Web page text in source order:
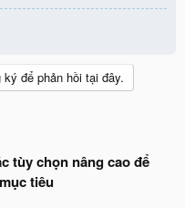
để phản hồi tại đây.
tùy chọn nâng cao để
tiêu